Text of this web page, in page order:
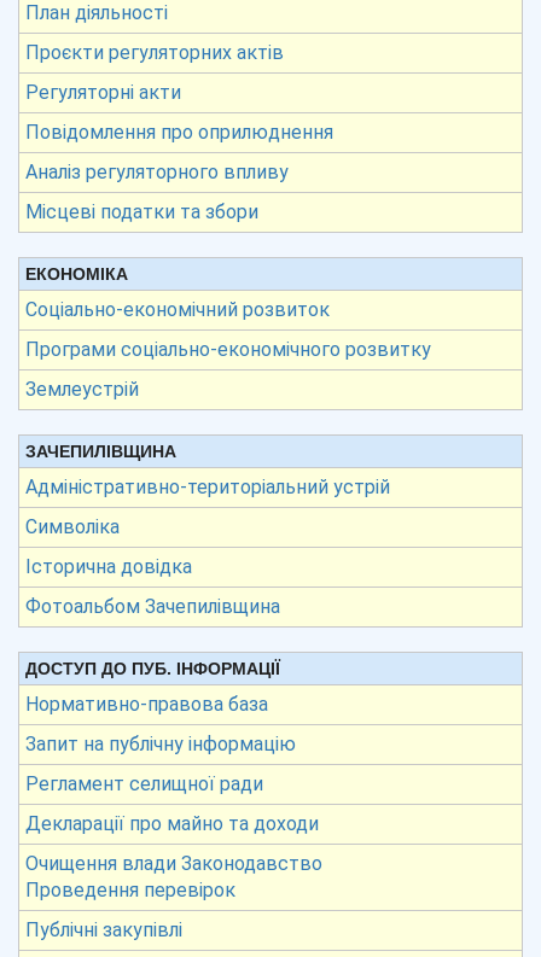
План діяльності
Проєкти регуляторних актів
Регуляторні акти
Повідомлення про оприлюднення
Аналіз регуляторного впливу
Місцеві податки та збори
ЕКОНОМІКА
Соціально-економічний розвиток
Програми соціально-економічного розвитку
Землеустрій
ЗАЧЕПИЛІВЩИНА
Адміністративно-територіальний устрій
Символіка
Історична довідка
Фотоальбом Зачепилівщина
ДОСТУП ДО ПУБ. ІНФОРМАЦІЇ
Нормативно-правова база
Запит на публічну інформацію
Регламент селищної ради
Декларації про майно та доходи
Очищення влади Законодавство
Проведення перевірок
Публічні закупівлі